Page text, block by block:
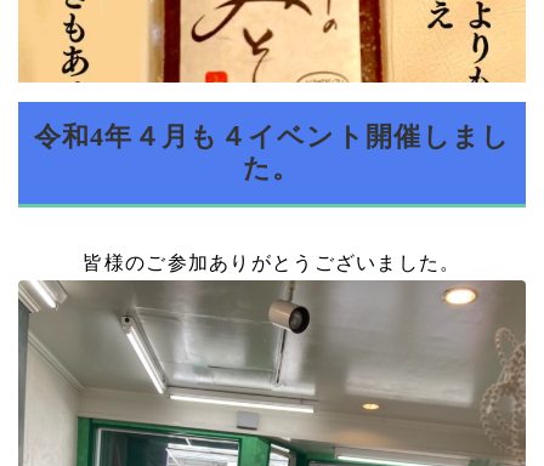
令和4年４月も４イベント開催しまし
た。
皆様のご参加ありがとうございました。